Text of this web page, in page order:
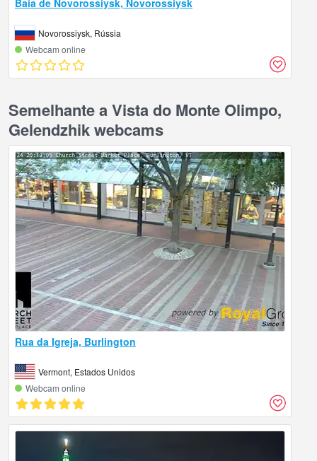
Novorossiysk, Rússia
Webcam online
Semelhante a Vista do Monte Olimpo,
Gelendzhik webcams
Rua da Igreja, Burlington
Vermont, Estados Unidos
Webcam online